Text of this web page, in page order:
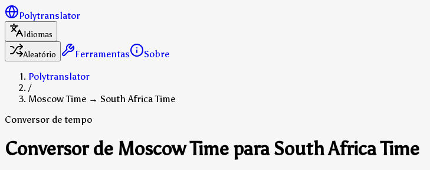
Polytranslator
Idiomas
Aleatório
Ferramentas
Sobre
Polytranslator
/
Moscow Time → South Africa Time
Conversor de tempo
Conversor de Moscow Time para South Africa Time